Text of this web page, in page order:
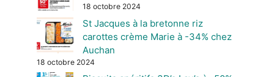
18 octobre 2024
St Jacques à la bretonne riz
carottes crème Marie à -34% chez
Auchan
18 octobre 2024